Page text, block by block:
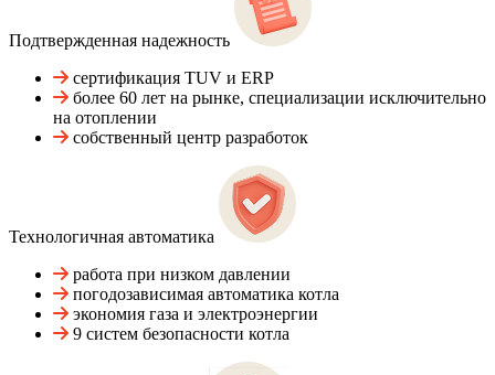
Подтвержденная надежность
сертификация TUV и ERP
более 60 лет на рынке, специализации исключительно
на отоплении
собственный центр разработок
Технологичная автоматика
работа при низком давлении
погодозависимая автоматика котла
экономия газа и электроэнергии
9 систем безопасности котла